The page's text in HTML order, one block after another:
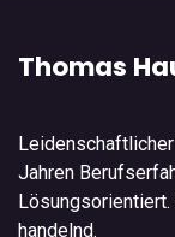
Thomas
Jahren
handelnd.